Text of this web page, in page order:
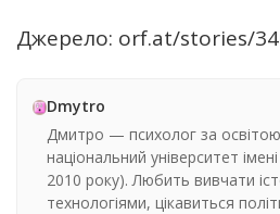
Джерело: orf.at/stories/
Dmytro
Дмитро — психолог за освітою
національний університет
2010 року). Любить вивчати
технологіями, цікавиться